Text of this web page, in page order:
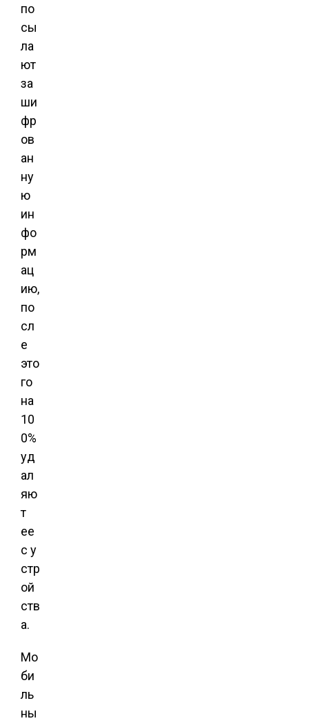
по
сы
ла
ют
за
ши
фр
ов
ан
ну
ю
ин
фо
рм
ац
ию,
по
сл
е
это
го
на
10
0%
уд
ал
яю
т
ее
с у
стр
ой
ств
а.
Мо
би
ль
ны